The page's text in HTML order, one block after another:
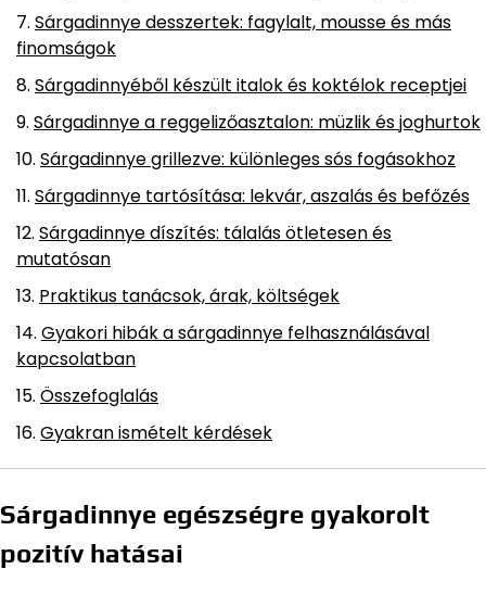
Sárgadinnye desszertek: fagylalt, mousse és más
finomságok
Sárgadinnyéből készült italok és koktélok receptjei
Sárgadinnye a reggelizőasztalon: müzlik és joghurtok
Sárgadinnye grillezve: különleges sós fogásokhoz
Sárgadinnye tartósítása: lekvár, aszalás és befőzés
Sárgadinnye díszítés: tálalás ötletesen és
mutatósan
Praktikus tanácsok, árak, költségek
Gyakori hibák a sárgadinnye felhasználásával
kapcsolatban
Összefoglalás
Gyakran ismételt kérdések
Sárgadinnye egészségre gyakorolt
pozitív hatásai